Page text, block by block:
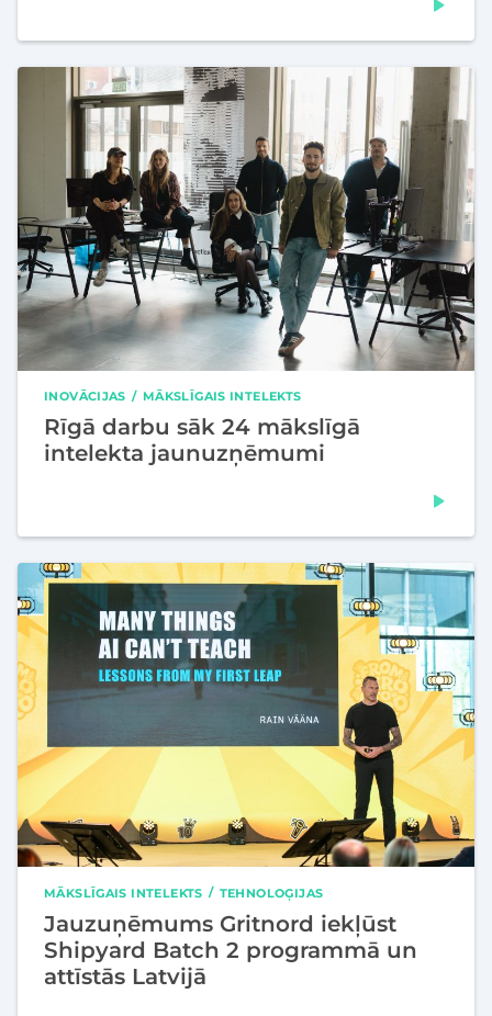
INOVĀCIJAS MĀKSLĪGAIS INTELEKTS
Rīgā darbu sāk 24 mākslīgā
intelekta jaunuzņēmumi
MĀKSLĪGAIS INTELEKTS TEHNOLOĢIJAS
Jauzuņēmums Gritnord iekļūst
Shipyard Batch 2 programmā un
attīstās Latvijā